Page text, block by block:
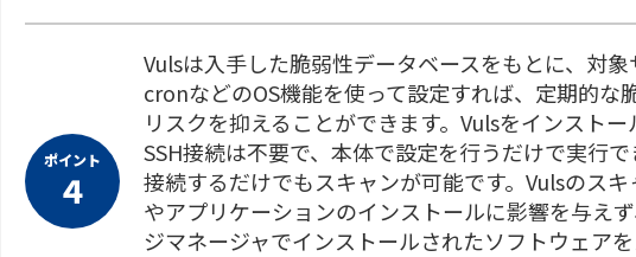
ポイント
４
Vulsは入手した脆弱性データベースをもとに、対
cronなどのOS機能を使って設定すれば、定期的な
リスクを抑えることができます。Vulsをインスト
SSH接続は不要で、本体で設定を行うだけで実行
接続するだけでもスキャンが可能です。Vulsのス
やアプリケーションのインストールに影響を与え
ジマネージャでインストールされたソフトウェア